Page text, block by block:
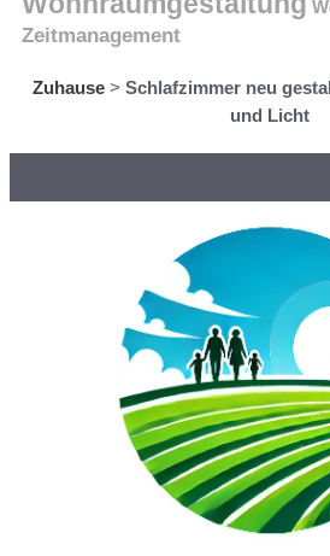
Zeitmanagement
Zuhause> Schlafzimmer neu
und Licht